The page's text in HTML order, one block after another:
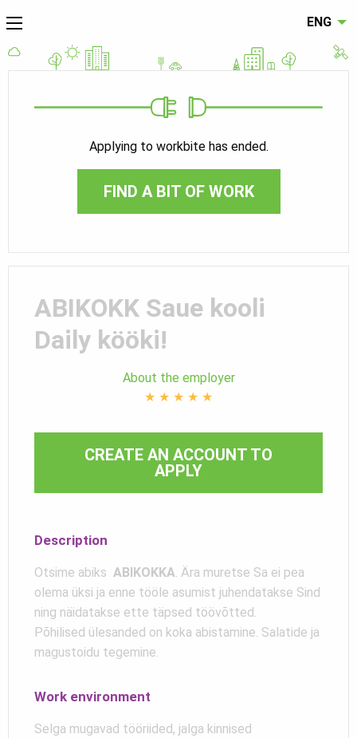
ENG
Applying to workbite has ended.
FIND A BIT OF WORK
ABIKOKK Saue kooli
Daily kööki!
About the employer
★ ★ ★ ★ ★
CREATE AN ACCOUNT TO
APPLY
Description
Otsime abiks ABIKOKKA . Ära muretse Sa ei pea
olema üksi ja enne tööle asumist juhendatakse Sind
ning näidatakse ette täpsed töövõtted.
Põhilised ülesanded on koka abistamine. Salatide ja
magustoidu tegemine.
Work environment
Selga mugavad tööriided, jalga kinnised